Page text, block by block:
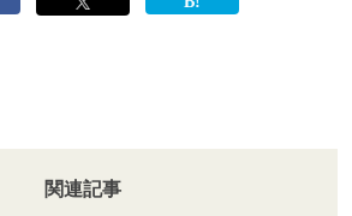
関連記事